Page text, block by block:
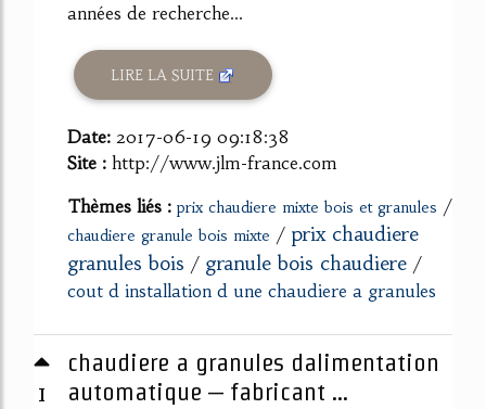
années de recherche...
LIRE LA SUITE
Date: 2017-06-19 09:18:38
Site : http://www.jlm-france.com
Thèmes liés : prix chaudiere mixte bois et granules /
chaudiere granule bois mixte / prix chaudiere
granules bois / granule bois chaudiere /
cout d installation d une chaudiere a granules
1
chaudiere a granules dalimentation
automatique – fabricant ...